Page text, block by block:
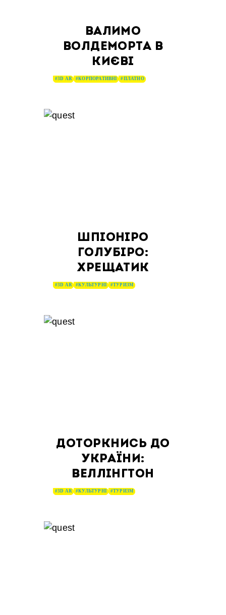
ВАЛИМО
ВОЛДЕМОРТА В
КИЄВІ
#3D AR #КОРПОРАТИВНІ #ПЛАТНО
ШПІОНІРО
ГОЛУБІРО:
ХРЕЩАТИК
#3D AR #КУЛЬТУРНІ #ТУРИЗМ
ДОТОРКНИСЬ ДО
УКРАЇНИ:
ВЕЛЛІНГТОН
#3D AR #КУЛЬТУРНІ #ТУРИЗМ